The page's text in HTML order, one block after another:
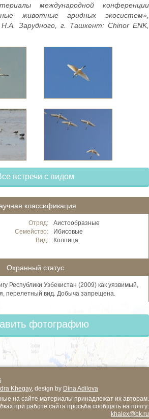
международной конференции
животные аридных экосистем»,
Зарудного, г. Ташкент: Chinor ENK,
встречи с видом
классификация
Отряд:
Аистообразные
Семейство:
Ибисовые
Вид:
Колпица
Охранный статус
Республики Узбекистан (2009) как уязвимый,
перелетный вид. Добыча запрещена.
фотографию
Khegay, design by Dina Adilova
на сайте материалы принадлежат их авторам.
при работе сайта просьба сообщать на почту:
khalex@bk.ru